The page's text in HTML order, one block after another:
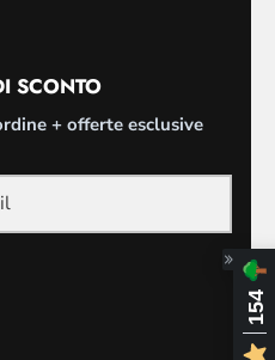
SCONTO
+ offerte esclusive
154